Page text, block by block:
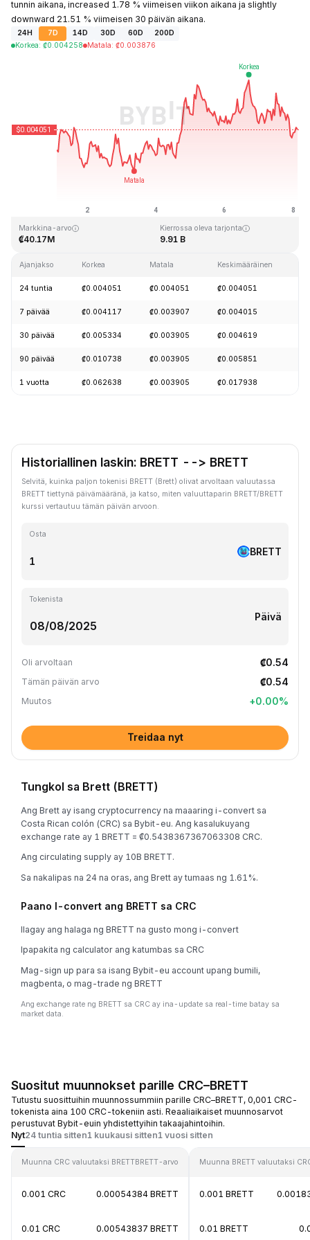
tunnin aikana, increased 1.78 % viimeisen viikon aikana ja slightly
downward 21.51 % viimeisen 30 päivän aikana.
24H 7D 14D 30D 60D
200D
Korkea: ₡0.004258 Matala: ₡0.003876
Viimeksi päivitetty: 2026-08-08 klo 02:23 GMT+0
Markkina-arvo
₡40.17M
Kierrossa oleva tarjonta
9.91 B
Ajanjakso Korkea Matala Keskimääräinen
24 tuntia ₡0.004051 ₡0.004051 ₡0.004051
7 päivää ₡0.004117 ₡0.003907 ₡0.004015
30 päivää ₡0.005334 ₡0.003905 ₡0.004619
90 päivää ₡0.010738 ₡0.003905 ₡0.005851
1 vuotta ₡0.062638 ₡0.003905 ₡0.017938
Historiallinen laskin: BRETT --> BRETT
Selvitä, kuinka paljon tokenisi BRETT (Brett) olivat arvoltaan valuutassa
BRETT tiettynä päivämääränä, ja katso, miten valuuttaparin BRETT/BRETT
kurssi vertautuu tämän päivän arvoon.
Osta
BRETT
Tokenista
Päivä
Oli arvoltaan ₡0.54
Tämän päivän arvo ₡0.54
Muutos +0.00%
Treidaa nyt
Tungkol sa Brett (BRETT)
Ang Brett ay isang cryptocurrency na maaaring i-convert sa
Costa Rican colón (CRC) sa Bybit-eu. Ang kasalukuyang
exchange rate ay 1 BRETT = ₡0.5438367367063308 CRC.
Ang circulating supply ay 10B BRETT.
Sa nakalipas na 24 na oras, ang Brett ay tumaas ng 1.61%.
Paano I-convert ang BRETT sa CRC
Ilagay ang halaga ng BRETT na gusto mong i-convert
Ipapakita ng calculator ang katumbas sa CRC
Mag-sign up para sa isang Bybit-eu account upang bumili,
magbenta, o mag-trade ng BRETT
Ang exchange rate ng BRETT sa CRC ay ina-update sa real-time batay sa
market data.
Suositut muunnokset parille CRC–BRETT
Tutustu suosittuihin muunnossummiin parille CRC–BRETT, 0,001 CRC-
tokenista aina 100 CRC-tokeniin asti. Reaaliaikaiset muunnosarvot
perustuvat Bybit-euin yhdistettyihin takaajahintoihin.
Nyt24 tuntia sitten1 kuukausi sitten1 vuosi sitten
Muunna CRC valuutaksi BRETTBRETT-arvo
0.001 CRC 0.00054384 BRETT
0.01 CRC 0.00543837 BRETT
Muunna BRETT valuutaksi
0.001 BRETT
0.01 BRETT